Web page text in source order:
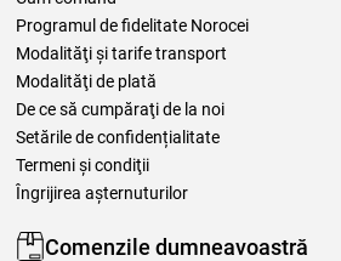
Programul de fidelitate Norocei
Modalităţi şi tarife transport
Modalităţi de plată
De ce să cumpăraţi de la noi
Setările de confidențialitate
Termeni şi condiţii
Îngrijirea așternuturilor
Comenzile dumneavoastră